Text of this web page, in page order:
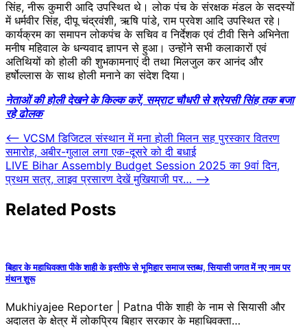
सिंह, नीरू कुमारी आदि उपस्थित थे। लोक पंच के संरक्षक मंडल के सदस्यों
में धर्मवीर सिंह, दीपू चंद्रवंशी, ऋषि पांडे, राम प्रवेश आदि उपस्थित रहे।
कार्यक्रम का समापन लोकपंच के सचिव व निर्देशक एवं टीवी सिने अभिनेता
मनीष महिवाल के धन्यवाद ज्ञापन से हुआ। उन्होंने सभी कलाकारों एवं
अतिथियों को होली की शुभकामनाएं दी तथा मिलजुल कर आनंद और
हर्षोल्लास के साथ होली मनाने का संदेश दिया।
नेताओं की होली देखने के किल्क करें, सम्राट चौधरी से श्रेयसी सिंह तक बजा
रहे ढोलक
Post
navigation
⟵ VCSM डिजिटल संस्थान में मना होली मिलन सह पुरस्कार वितरण
समारोह, अबीर-गुलाल लगा एक-दूसरे को दी बधाई
LIVE Bihar Assembly Budget Session 2025 का 9वां दिन,
प्रथम सत्र, लाइव प्रसारण देखें मुखियाजी पर… ⟶
Related Posts
बिहार के महाधिवक्ता पीके शाही के इस्तीफे से भूमिहार समाज स्तब्ध, सियासी जगत में नए नाम पर
मंथन शुरू
Mukhiyajee Reporter | Patna पीके शाही के नाम से सियासी और
अदालत के क्षेत्र में लोकप्रिय बिहार सरकार के महाधिवक्ता…